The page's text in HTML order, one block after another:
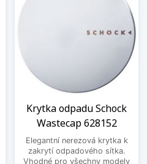
Krytka odpadu Schock
Wastecap 628152
Elegantní nerezová krytka k
zakrytí odpadového sítka.
Vhodné pro všechny modely